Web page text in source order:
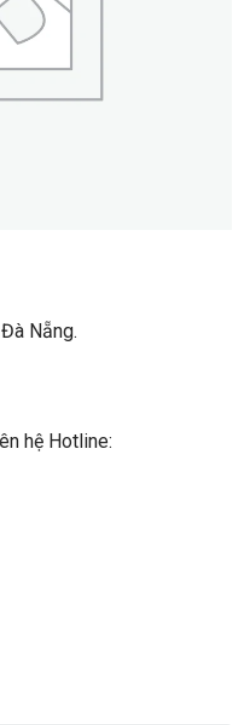
Nẵng.
hệ Hotline: